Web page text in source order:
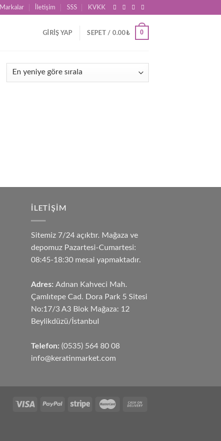
Markalar İletişim SSS KVKK
GIRIŞ YAP SEPET / 0.00₺ 0
İLETIŞIM
Sitemiz 7/24 açıktır. Mağaza ve
depomuz Pazartesi-Cumartesi:
08:45-18:30 mesai yapmaktadır.
Adres: Adnan Kahveci Mah.
Çamlıtepe Cad. Dora Park 5 Sitesi
No:17/3 A3 Blok Mağaza: 12
Beylikdüzü/İstanbul
Telefon: (0535) 564 80 08
info@keratinmarket.com